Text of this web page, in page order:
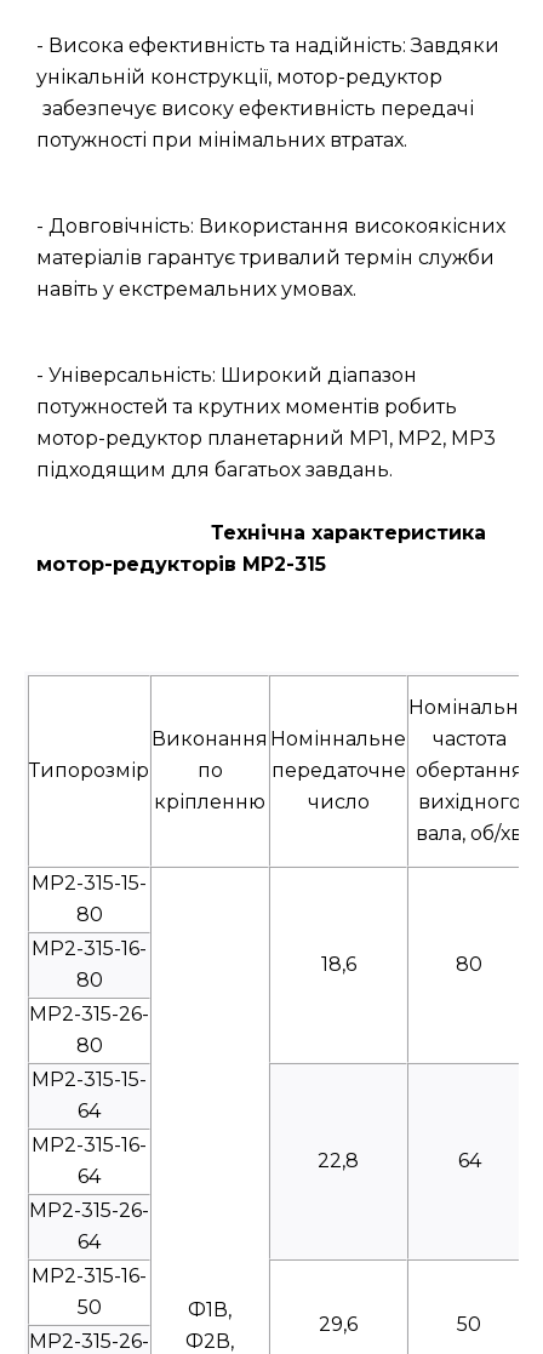
- Висока ефективність та надійність: Завдяки
унікальній конструкції, мотор-редуктор
забезпечує високу ефективність передачі
потужності при мінімальних втратах.
- Довговічність: Використання високоякісних
матеріалів гарантує тривалий термін служби
навіть у екстремальних умовах.
- Універсальність: Широкий діапазон
потужностей та крутних моментів робить
мотор-редуктор планетарний МР1, МР2, МР3
підходящим для багатьох завдань.
Технічна характеристика
мотор-редукторів МР2-315
Типорозмір
Виконання
по
кріпленню
Номіннальне
передаточне
число
Номінальна
частота
обертання
вихідного
вала, об/хв
МР2-315-15-
80
Ф1В,
Ф2В,
18,6 80
МР2-315-16-
80
МР2-315-26-
80
МР2-315-15-
64
22,8 64
МР2-315-16-
64
МР2-315-26-
64
МР2-315-16-
50
29,6 50
МР2-315-26-